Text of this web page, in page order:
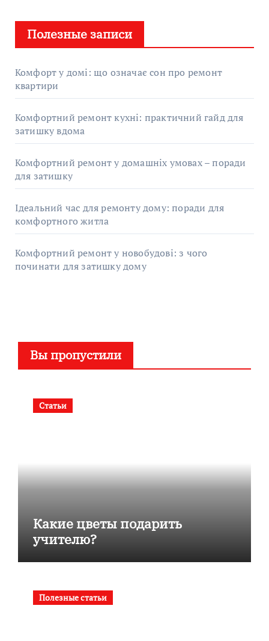
Полезные записи
Комфорт у домі: що означає сон про ремонт
квартири
Комфортний ремонт кухні: практичний гайд для
затишку вдома
Комфортний ремонт у домашніх умовах – поради
для затишку
Ідеальний час для ремонту дому: поради для
комфортного житла
Комфортний ремонт у новобудові: з чого
починати для затишку дому
Вы пропустили
Статьи
Какие цветы подарить
учителю?
Полезные статьи